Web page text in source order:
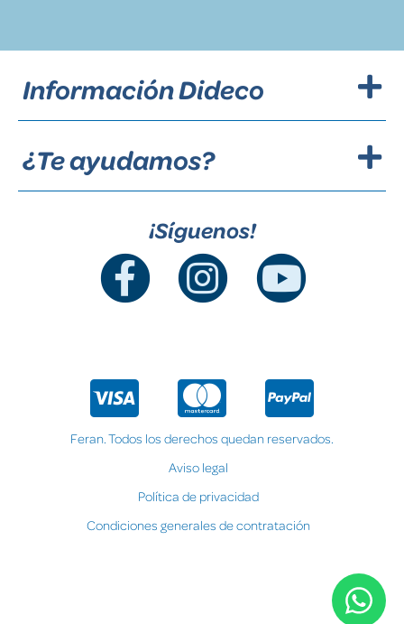
Información Dideco
¿Te ayudamos?
¡Síguenos!
Feran. Todos los derechos quedan reservados.
Aviso legal
Política de privacidad
Condiciones generales de contratación